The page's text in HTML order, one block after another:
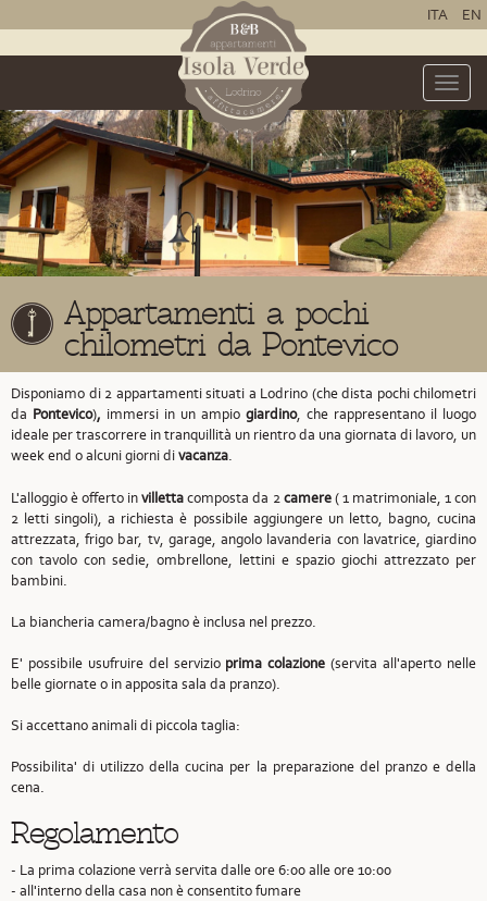
ITA EN
Toggle
Appartamenti a pochi
chilometri da Pontevico
Disponiamo di 2 appartamenti situati a Lodrino (che dista pochi chilometri
da Pontevico), immersi in un ampio giardino, che rappresentano il luogo
ideale per trascorrere in tranquillità un rientro da una giornata di lavoro, un
week end o alcuni giorni divacanza.
L'alloggio è offerto invillettacomposta da 2camere( 1 matrimoniale, 1 con
2 letti singoli), a richiesta è possibile aggiungere un letto, bagno, cucina
attrezzata, frigo bar, tv, garage, angolo lavanderia con lavatrice, giardino
con tavolo con sedie, ombrellone, lettini e spazio giochi attrezzato per
bambini.
La biancheria camera/bagno è inclusa nel prezzo.
E' possibile usufruire del servizio prima colazione (servita all'aperto nelle
belle giornate o in apposita sala da pranzo).
Si accettano animali di piccola taglia:
Possibilita' di utilizzo della cucina per la preparazione del pranzo e della
cena.
Regolamento
- La prima colazione verrà servita dalle ore 6:00 alle ore 10:00
- all'interno della casa non è consentito fumare